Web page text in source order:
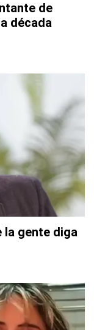
de
década
la gente diga